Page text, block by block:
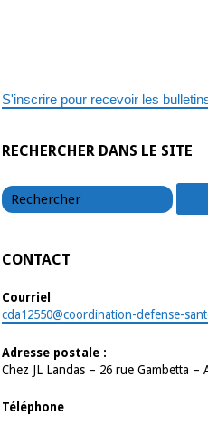
S'inscrire pour recevoir les
RECHERCHER DANS LE SITE
CONTACT
Courriel
cda12550@coordination-defense-
Adresse postale :
Chez JL Landas – 26 rue Gambetta –
Téléphone